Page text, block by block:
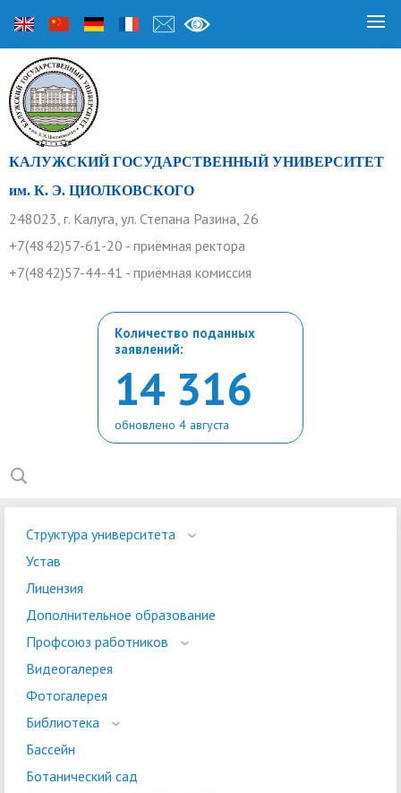
КАЛУЖСКИЙ ГОСУДАРСТВЕННЫЙ УНИВЕРСИТЕТ
им. К. Э. ЦИОЛКОВСКОГО
248023, г. Калуга, ул. Степана Разина, 26
+7(4842)57-61-20 - приёмная ректора
+7(4842)57-44-41 - приёмная комиссия
Количество поданных
заявлений:
14 316
обновлено 4 августа
Структура университета
Устав
Лицензия
Дополнительное образование
Профсоюз работников
Видеогалерея
Фотогалерея
Библиотека
Бассейн
Ботанический сад